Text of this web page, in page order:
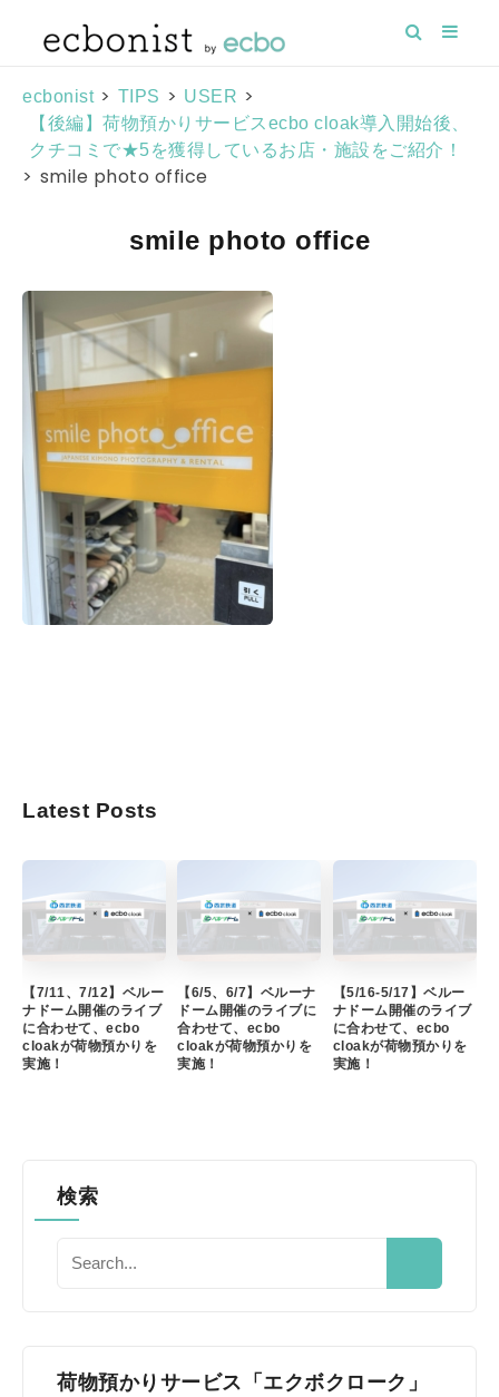
ecbonist > TIPS > USER >
【後編】荷物預かりサービスecbo cloak導入開始後、
クチコミで★5を獲得しているお店・施設をご紹介！
> smile photo office
smile photo office
Latest Posts
【7/11、7/12】ベルー
ナドーム開催のライブ
に合わせて、ecbo
cloakが荷物預かりを
実施！
【6/5、6/7】ベルーナ
ドーム開催のライブに
合わせて、ecbo
cloakが荷物預かりを
実施！
【5/16-5/17】ベルー
ナドーム開催のライブ
に合わせて、ecbo
cloakが荷物預かりを
実施！
検索
荷物預かりサービス「エクボクローク」